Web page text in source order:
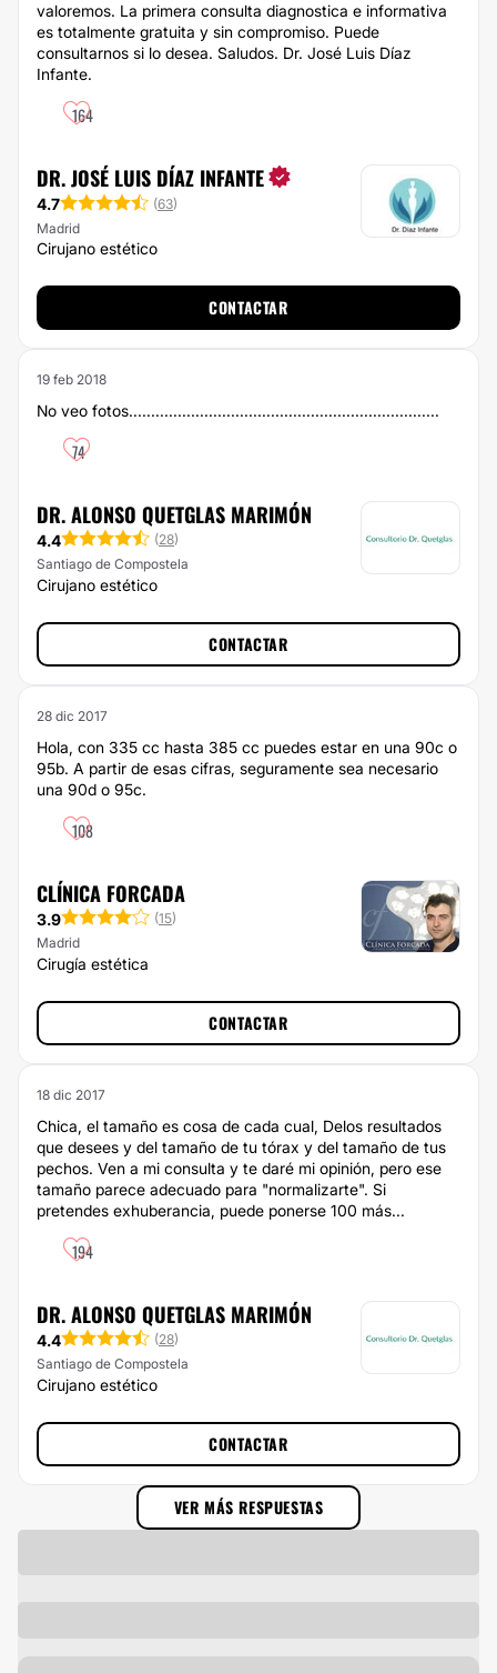
valoremos. La primera consulta diagnostica e informativa
es totalmente gratuita y sin compromiso. Puede
consultarnos si lo desea. Saludos. Dr. José Luis Díaz
Infante.
164
DR. JOSÉ LUIS DÍAZ INFANTE
4.7 (63)
Madrid
Cirujano estético
CONTACTAR
19 feb 2018
No veo fotos......................................................................
74
DR. ALONSO QUETGLAS MARIMÓN
4.4 (28)
Santiago de Compostela
Cirujano estético
CONTACTAR
28 dic 2017
Hola, con 335 cc hasta 385 cc puedes estar en una 90c o
95b. A partir de esas cifras, seguramente sea necesario
una 90d o 95c.
108
CLÍNICA FORCADA
3.9 (15)
Madrid
Cirugía estética
CONTACTAR
18 dic 2017
Chica, el tamaño es cosa de cada cual, Delos resultados
que desees y del tamaño de tu tórax y del tamaño de tus
pechos. Ven a mi consulta y te daré mi opinión, pero ese
tamaño parece adecuado para "normalizarte". Si
pretendes exhuberancia, puede ponerse 100 más...
194
DR. ALONSO QUETGLAS MARIMÓN
4.4 (28)
Santiago de Compostela
Cirujano estético
CONTACTAR
VER MÁS RESPUESTAS